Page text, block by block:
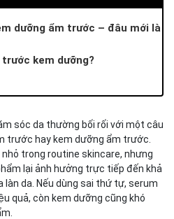
dưỡng ẩm trước – đâu mới là
kem dưỡng?
thấu nhanh hơn
trò “khóa” dưỡng chất
thoa kem dưỡng là hợp lý?
thẩm thấu tốt hơn
giữa các bước
chờ có thể khác nhau
cho từng loại da nam
sóc da thường bối rối với một câu
trước hay kem dưỡng ẩm trước.
trong routine skincare, nhưng
lại ảnh hưởng trực tiếp đến khả
da. Nếu dùng sai thứ tự, serum
quả, còn kem dưỡng cũng khó